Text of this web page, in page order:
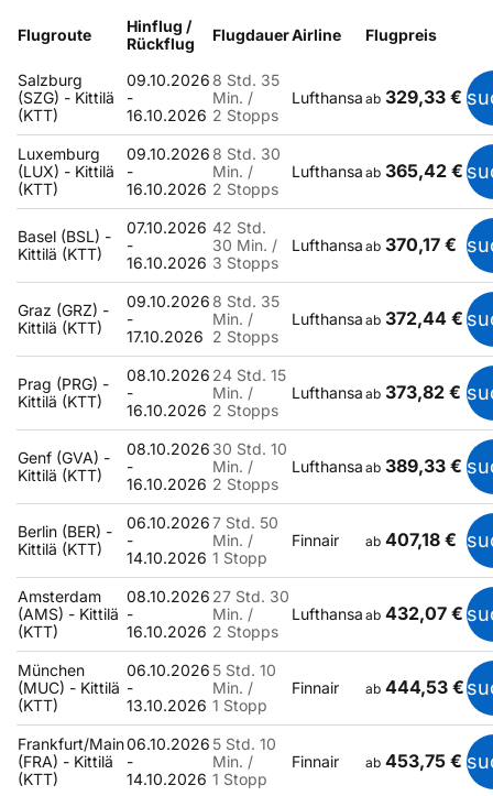
Flugroute
Hinflug /
Rückflug
FlugdauerAirline Flugpreis
Salzburg
(SZG) - Kittilä
(KTT)
09.10.2026
-
16.10.2026
8 Std. 35
Min. /
2 Stopps
Lufthansa ab 329,33 €
Luxemburg
(LUX) - Kittilä
(KTT)
09.10.2026
-
16.10.2026
8 Std. 30
Min. /
2 Stopps
Lufthansa ab 365,42 €
Basel (BSL) -
Kittilä (KTT)
07.10.2026
-
16.10.2026
42 Std.
30 Min. /
3 Stopps
Lufthansa ab 370,17 €
Graz (GRZ) -
Kittilä (KTT)
09.10.2026
-
17.10.2026
8 Std. 35
Min. /
2 Stopps
Lufthansa ab 372,44 €
Prag (PRG) -
Kittilä (KTT)
08.10.2026
-
16.10.2026
24 Std. 15
Min. /
2 Stopps
Lufthansa ab 373,82 €
Genf (GVA) -
Kittilä (KTT)
08.10.2026
-
16.10.2026
30 Std. 10
Min. /
2 Stopps
Lufthansa ab 389,33 €
Berlin (BER) -
Kittilä (KTT)
06.10.2026
-
14.10.2026
7 Std. 50
Min. /
1 Stopp
Finnair ab 407,18 €
Amsterdam
(AMS) - Kittilä
(KTT)
08.10.2026
-
16.10.2026
27 Std. 30
Min. /
2 Stopps
Lufthansa ab 432,07 €
München
(MUC) - Kittilä
(KTT)
06.10.2026
-
13.10.2026
5 Std. 10
Min. /
1 Stopp
Finnair ab 444,53 €
Frankfurt/Main
(FRA) - Kittilä
(KTT)
06.10.2026
-
14.10.2026
5 Std. 10
Min. /
1 Stopp
Finnair ab 453,75 €